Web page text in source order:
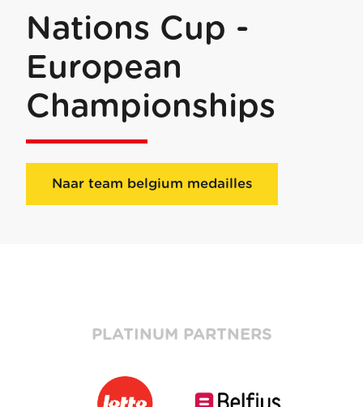
Nations Cup -
European
Championships
Naar team belgium medailles
PLATINUM PARTNERS